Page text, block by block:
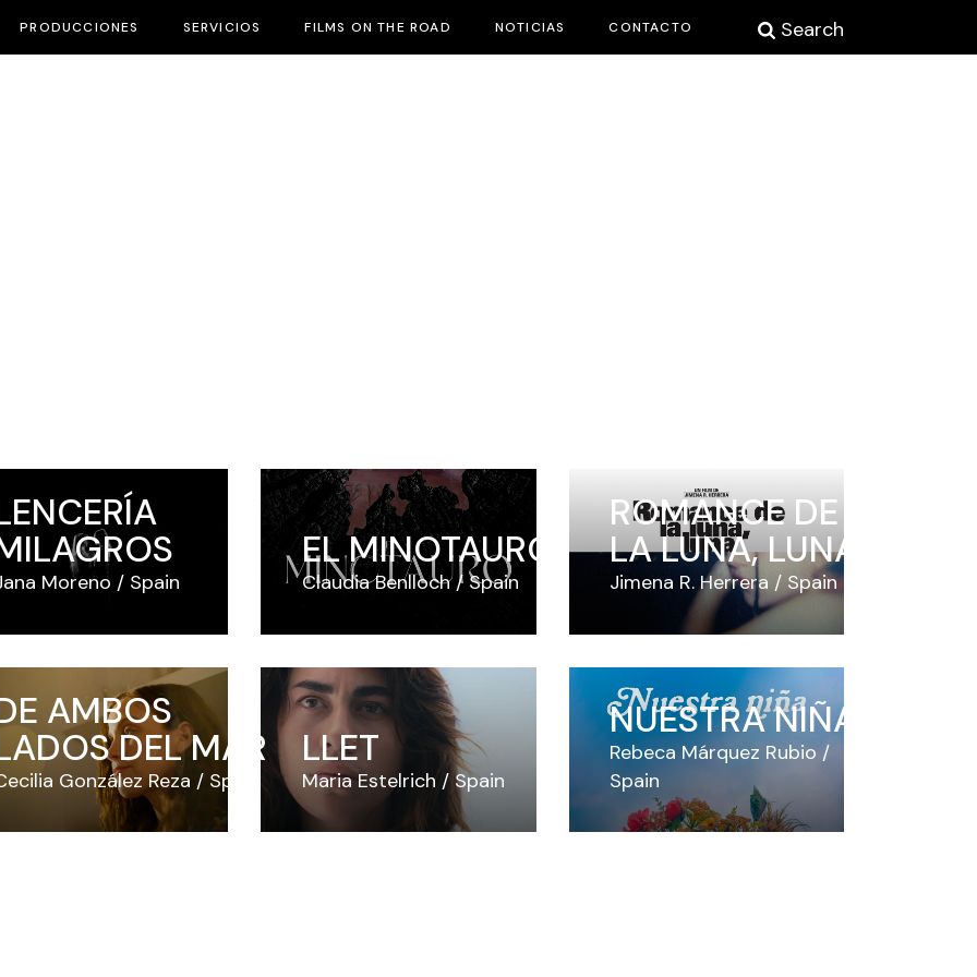
PRODUCCIONES SERVICIOS FILMS ON THE ROAD NOTICIAS CONTACTO Search
Moreno Spain
EL MINOTAURO
Claudia Benlloch Spain
ROMANCE DE
LA LUNA, LUNA
Jimena R. Herrera Spain
AMBOS
DEL MAR
González Reza Spain
LLET
Maria Estelrich Spain
NUESTRA NIÑA
Rebeca Márquez Rubio
Spain